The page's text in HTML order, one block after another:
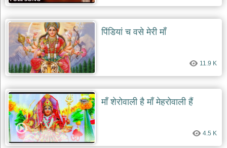
पिंडियां च वसे मेरी माँ
11.9 K
माँ शेरोवाली है माँ मेहरोवाली हैं
4.5 K